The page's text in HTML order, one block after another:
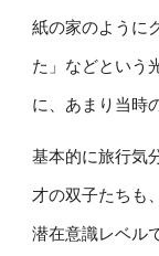
紙の家のように
た」などという
に、あまり当時
基本的に旅行気
才の双子たちも
潜在意識レベル